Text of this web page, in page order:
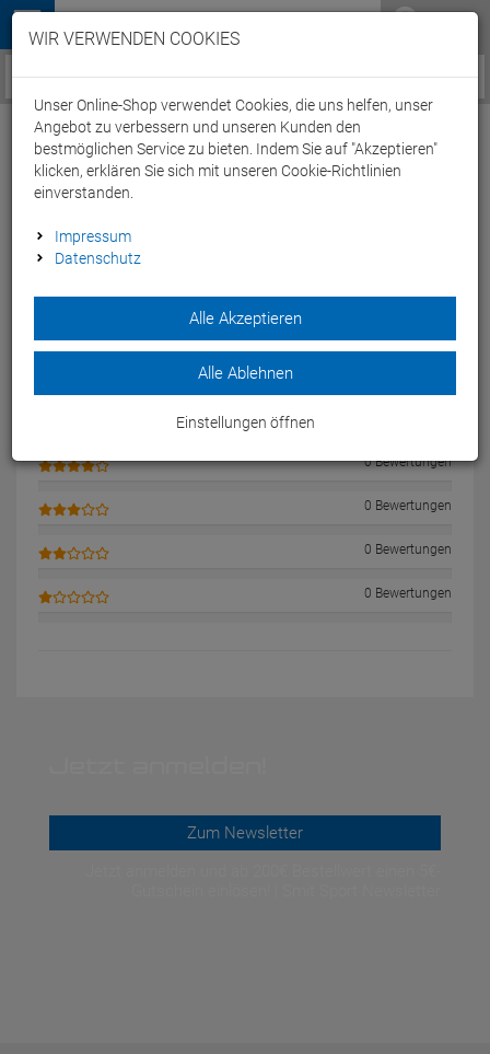
Menü
Service / Hilfe
Kundenbewertungen
0
Einloggen und Bewertung schreiben
0 Bewertungen
0 Bewertungen
0 Bewertungen
0 Bewertungen
Zum Newsletter
WIR VERWENDEN COOKIES
Unser Online-Shop verwendet Cookies, die uns helfen, unser
Angebot zu verbessern und unseren Kunden den
bestmöglichen Service zu bieten. Indem Sie auf "Akzeptieren"
klicken, erklären Sie sich mit unseren Cookie-Richtlinien
einverstanden.
Impressum
Datenschutz
Alle Akzeptieren
Alle Ablehnen
Einstellungen öffnen